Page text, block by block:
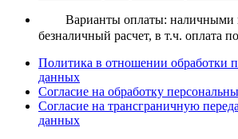
Варианты оплаты: наличными
безналичный расчет, в т.ч. оплата
Политика в отношении обработки
данных
Согласие на обработку
Согласие на трансграничную
данных